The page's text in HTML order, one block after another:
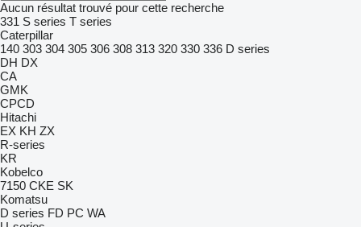
Aucun résultat trouvé pour cette recherche
331 S series T series
Caterpillar
140 303 304 305 306 308 313 320 330 336 D series
DH DX
CA
GMK
CPCD
Hitachi
EX KH ZX
R-series
KR
Kobelco
7150 CKE SK
Komatsu
D series FD PC WA